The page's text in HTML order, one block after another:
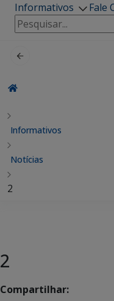
Informativos
Fale
Pesquisar
por:
Informativos
Notícias
2
2
Compartilhar: